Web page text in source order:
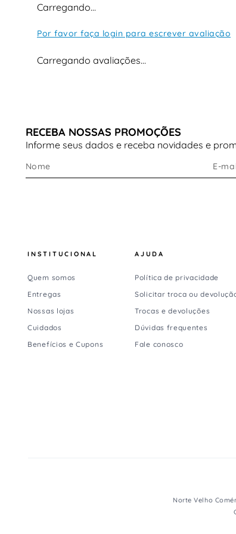
Carregando…
Por favor faça login para escrever avaliação
Carregando avaliações…
RECEBA NOSSAS PROMOÇÕES
Informe seus dados e receba novidades e
INSTITUCIONAL
Quem somos
Entregas
Nossas lojas
Cuidados
Benefícios e Cupons
AJUDA
Política de privacidade
Solicitar troca ou
Trocas e devoluções
Dúvidas frequentes
Fale conosco
Norte Velho